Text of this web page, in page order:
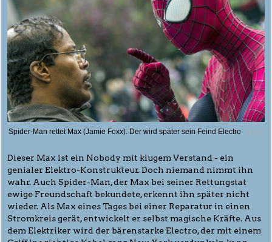
Spider-Man rettet Max (Jamie Foxx). Der wird später sein Feind Electro © Sony
Dieser Max ist ein Nobody mit klugem Verstand - ein
genialer Elektro-Konstrukteur. Doch niemand nimmt ihn
wahr. Auch Spider-Man, der Max bei seiner Rettungstat
ewige Freundschaft bekundete, erkennt ihn später nicht
wieder. Als Max eines Tages bei einer Reparatur in einen
Stromkreis gerät, entwickelt er selbst magische Kräfte. Aus
dem Elektriker wird der bärenstarke Electro, der mit einem